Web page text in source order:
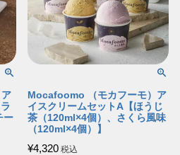
ー
Mocafoomo （モカフーモ）ア
イスクリームセットA【ほうじ
茶（120ml×4個）、さくら風味
（120ml×4個）】
¥4,320 税込